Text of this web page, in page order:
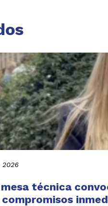
2026
mesa técnica